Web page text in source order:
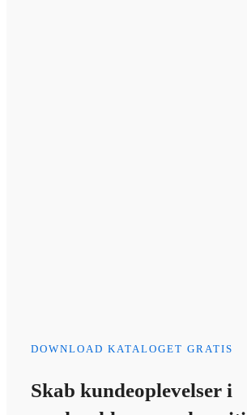
DOWNLOAD KATALOGET GRATIS
Skab kundeoplevelser i